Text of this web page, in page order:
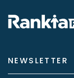
NEWSLETTER